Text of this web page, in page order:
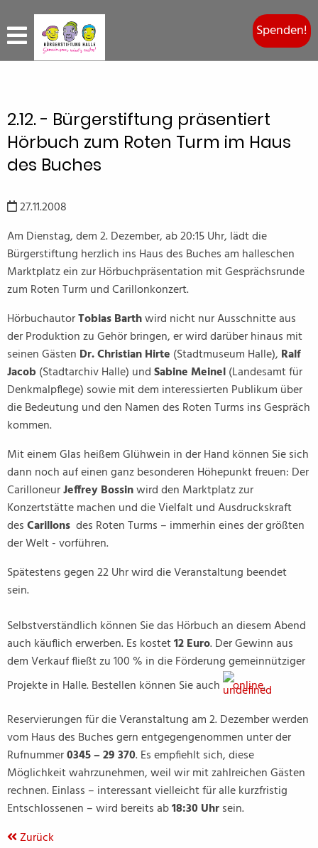
Spenden!
2.12. - Bürgerstiftung präsentiert
Hörbuch zum Roten Turm im Haus
des Buches
27.11.2008
Am Dienstag, dem 2. Dezember, ab 20:15 Uhr, lädt die
Bürgerstiftung herzlich ins Haus des Buches am halleschen
Marktplatz ein zur Hörbuchpräsentation mit Gesprächsrunde
zum Roten Turm und Carillonkonzert.
HörbuchautorTobias Barthwird nicht nur Ausschnitte aus
der Produktion zu Gehör bringen, er wird darüber hinaus mit
seinen Gästen Dr. Christian Hirte (Stadtmuseum Halle), Ralf
Jacob(Stadtarchiv Halle) undSabine Meinel(Landesamt für
Denkmalpflege) sowie mit dem interessierten Publikum über
die Bedeutung und den Namen des Roten Turms ins Gespräch
kommen.
Mit einem Glas heißem Glühwein in der Hand können Sie sich
dann noch auf einen ganz besonderen Höhepunkt freuen: Der
CarilloneurJeffrey Bossinwird den Marktplatz zur
Konzertstätte machen und die Vielfalt und Ausdruckskraft
desCarillons des Roten Turms – immerhin eines der größten
der Welt - vorführen.
Spätestens gegen 22 Uhr wird die Veranstaltung beendet
sein.
Selbstverständlich können Sie das Hörbuch an diesem Abend
auch käuflich erwerben. Es kostet12 Euro. Der Gewinn aus
dem Verkauf fließt zu 100 % in die Förderung gemeinnütziger
Projekte in Halle. Bestellen können Sie auch
online.
Reservierungen für die Veranstaltung am 2. Dezember werden
vom Haus des Buches gern entgegengenommen unter der
Rufnummer0345 – 29 370. Es empfiehlt sich, diese
Möglichkeit wahrzunehmen, weil wir mit zahlreichen Gästen
rechnen. Einlass – interessant vielleicht für alle kurzfristig
Entschlossenen – wird bereits ab18:30 Uhrsein.
Zurück